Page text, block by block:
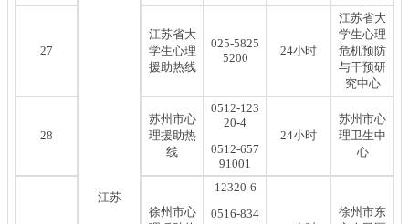
江苏
27
江苏省大
学生心理
援助热线
025-5825
5200
24小时
江苏省大
学生心理
危机预防
与干预研
究中心
28
苏州市心
理援助热
线
0512-123
20-4
0512-657
91001
24小时
苏州市心
理卫生中
心
徐州市心
12320-6
0516-834
徐州市东